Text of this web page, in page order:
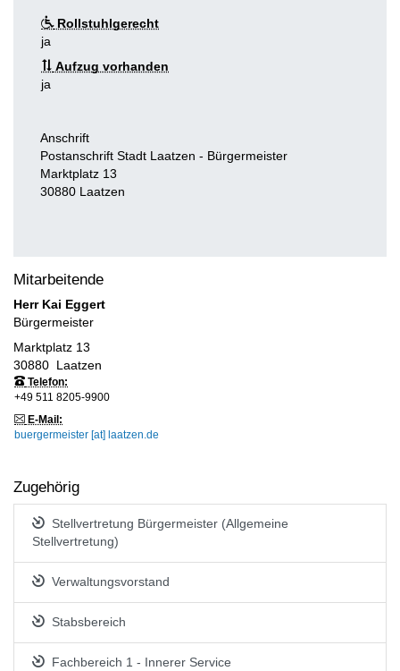
Rollstuhlgerecht
ja
Aufzug vorhanden
ja
Anschrift
Postanschrift Stadt Laatzen - Bürgermeister
Marktplatz 13
30880 Laatzen
Mitarbeitende
Herr Kai Eggert
Bürgermeister
Marktplatz 13
30880
Laatzen
Telefon:
+49 511 8205-9900
E-Mail:
buergermeister [at] laatzen.de
Zugehörig
Stellvertretung Bürgermeister (Allgemeine
Stellvertretung)
Verwaltungsvorstand
Stabsbereich
Fachbereich 1 - Innerer Service